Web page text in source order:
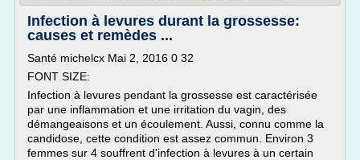
Infection à levures durant la grossesse:
causes et remèdes ...
Santé michelcx Mai 2, 2016 0 32
FONT SIZE:
Infection à levures pendant la grossesse est caractérisée
par une inflammation et une irritation du vagin, des
démangeaisons et un écoulement. Aussi, connu comme la
candidose, cette condition est assez commun. Environ 3
femmes sur 4 souffrent d'infection à levures à un certain